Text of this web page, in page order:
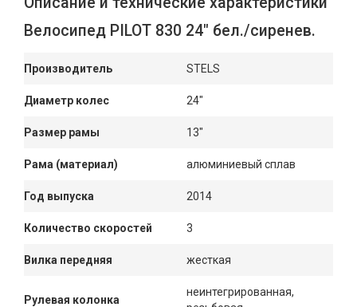
Велосипед PILOT 830 24" бел./сиренев.
Производитель STELS
Диаметр колес 24"
Размер рамы 13"
Рама (материал) алюминиевый сплав
Год выпуска 2014
Количество скоростей 3
Вилка передняя жесткая
Рулевая колонка
неинтегрированная,